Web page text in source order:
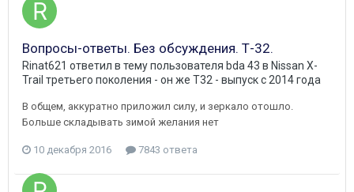
Вопросы-ответы. Без обсуждения. Т-32.
Rinat621 ответил в тему пользователя bda 43 в Nissan X-
Trail третьего поколения - он же Т32 - выпуск с 2014 года
В общем, аккуратно приложил силу, и зеркало отошло.
Больше складывать зимой желания нет
10 декабря 2016 7843 ответа